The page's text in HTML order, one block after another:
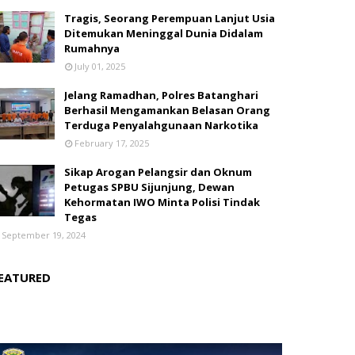
Tragis, Seorang Perempuan Lanjut Usia
Ditemukan Meninggal Dunia Didalam
Rumahnya
July 01, 2025
Jelang Ramadhan, Polres Batanghari
Berhasil Mengamankan Belasan Orang
Terduga Penyalahgunaan Narkotika
February 17, 2025
Sikap Arogan Pelangsir dan Oknum
Petugas SPBU Sijunjung, Dewan
Kehormatan IWO Minta Polisi Tindak
Tegas
September 19, 2024